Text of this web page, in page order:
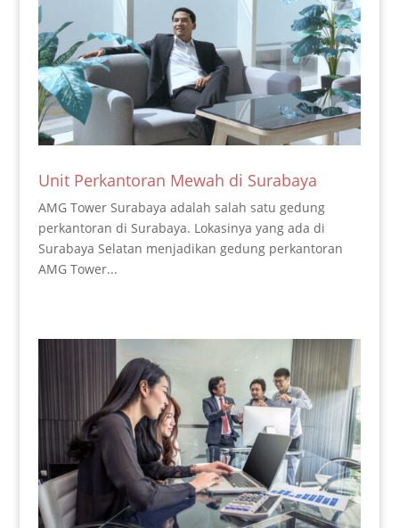
Unit Perkantoran Mewah di Surabaya
AMG Tower Surabaya adalah salah satu gedung
perkantoran di Surabaya. Lokasinya yang ada di
Surabaya Selatan menjadikan gedung perkantoran
AMG Tower...